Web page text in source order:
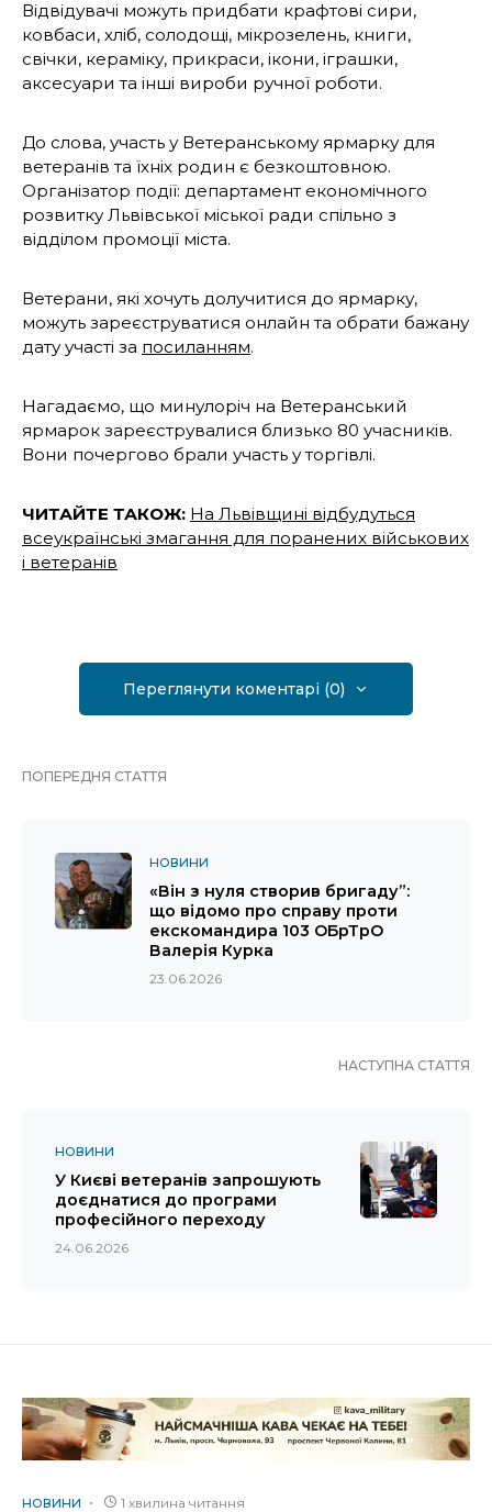
Відвідувачі можуть придбати крафтові сири,
ковбаси, хліб, солодощі, мікрозелень, книги,
свічки, кераміку, прикраси, ікони, іграшки,
аксесуари та інші вироби ручної роботи.
До слова, участь у Ветеранському ярмарку для
ветеранів та їхніх родин є безкоштовною.
Організатор події: департамент економічного
розвитку Львівської міської ради спільно з
відділом промоції міста.
Ветерани, які хочуть долучитися до ярмарку,
можуть зареєструватися онлайн та обрати бажану
дату участі за посиланням.
Нагадаємо, що минулоріч на Ветеранський
ярмарок зареєструвалися близько 80 учасників.
Вони почергово брали участь у торгівлі.
ЧИТАЙТЕ ТАКОЖ: На Львівщині відбудуться
всеукраїнські змагання для поранених військових
і ветеранів
Переглянути коментарі (0)
ПОПЕРЕДНЯ СТАТТЯ
НОВИНИ
«Він з нуля створив бригаду”:
що відомо про справу проти
екскомандира 103 ОБрТрО
Валерія Курка
23.06.2026
НАСТУПНА СТАТТЯ
НОВИНИ
У Києві ветеранів запрошують
доєднатися до програми
професійного переходу
24.06.2026
НОВИНИ 1 хвилина читання